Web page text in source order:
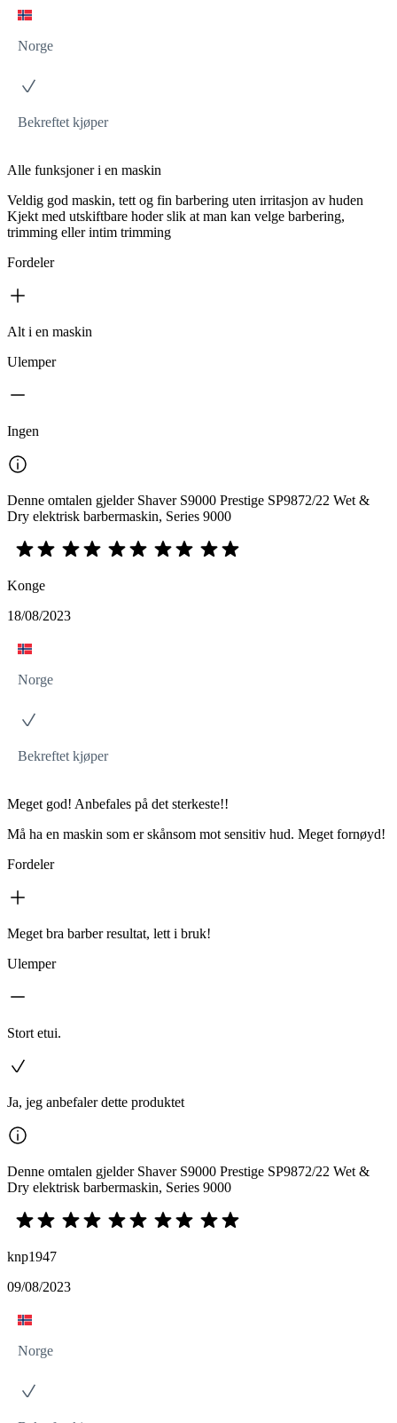
Norge
Bekreftet kjøper
Alle funksjoner i en maskin
Veldig god maskin, tett og fin barbering uten irritasjon av huden
Kjekt med utskiftbare hoder slik at man kan velge barbering,
trimming eller intim trimming
Fordeler
Alt i en maskin
Ulemper
Ingen
Denne omtalen gjelder Shaver S9000 Prestige SP9872/22 Wet &
Dry elektrisk barbermaskin, Series 9000
Konge
18/08/2023
Norge
Bekreftet kjøper
Meget god! Anbefales på det sterkeste!!
Må ha en maskin som er skånsom mot sensitiv hud. Meget fornøyd!
Fordeler
Meget bra barber resultat, lett i bruk!
Ulemper
Stort etui.
Ja, jeg anbefaler dette produktet
Denne omtalen gjelder Shaver S9000 Prestige SP9872/22 Wet &
Dry elektrisk barbermaskin, Series 9000
knp1947
09/08/2023
Norge